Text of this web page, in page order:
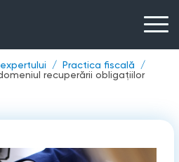
Practica fiscală
recuperării obligațiilor